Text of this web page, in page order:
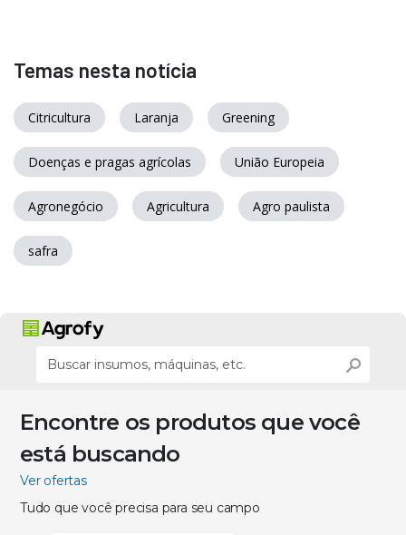
Temas nesta notícia
Citricultura Laranja Greening
Doenças e pragas agrícolas União Europeia
Agronegócio Agricultura Agro paulista
safra
Encontre os produtos que você
está buscando
Ver ofertas
Tudo que você precisa para seu campo